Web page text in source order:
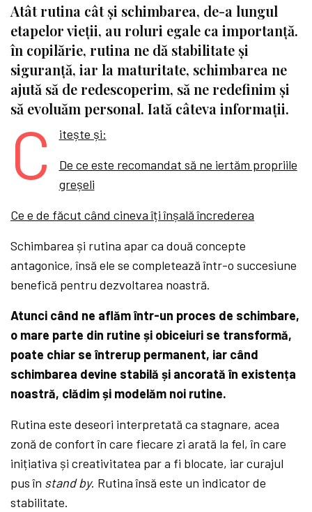
Atât rutina cât și schimbarea, de-a lungul
etapelor vieții, au roluri egale ca importanță.
în copilărie, rutina ne dă stabilitate și
siguranță, iar la maturitate, schimbarea ne
ajută să de redescoperim, să ne redefinim și
să evoluăm personal. Iată câteva informații.
C
itește și:
De ce este recomandat să ne iertăm propriile
greșeli
Ce e de făcut când cineva îți înșală încrederea
Schimbarea și rutina apar ca două concepte
antagonice, însă ele se completează într-o succesiune
benefică pentru dezvoltarea noastră.
Atunci când ne aflăm într-un proces de schimbare,
o mare parte din rutine și obiceiuri se transformă,
poate chiar se întrerup permanent, iar când
schimbarea devine stabilă și ancorată în existența
noastră, clădim și modelăm noi rutine.
Rutina este deseori interpretată ca stagnare, acea
zonă de confort în care fiecare zi arată la fel, în care
inițiativa și creativitatea par a fi blocate, iar curajul
pus în stand by. Rutina însă este un indicator de
stabilitate.